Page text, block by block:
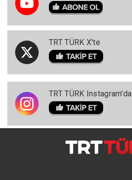
TRT TÜRK X'te
TRT TÜRK Instagram'da